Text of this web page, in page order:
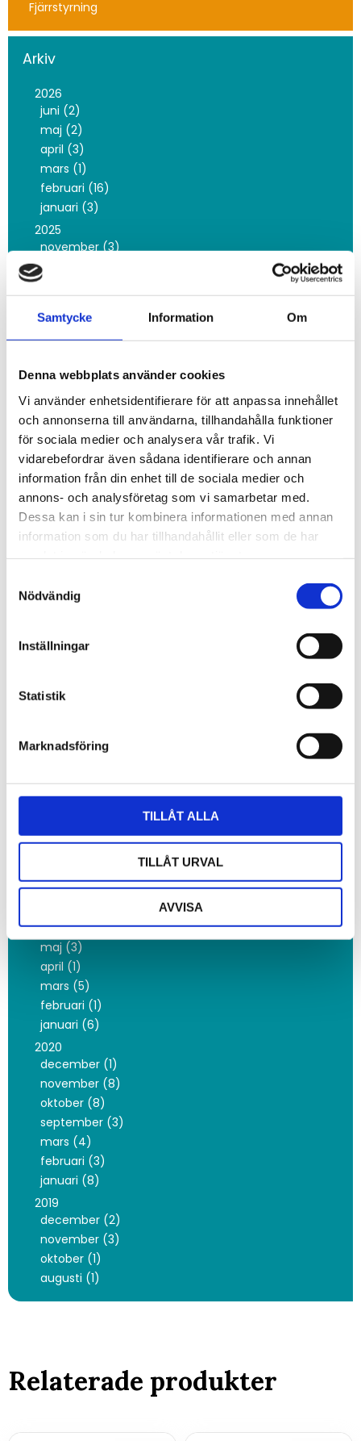
Samtycke Information Om
Denna webbplats använder cookies
Vi använder enhetsidentifierare för att anpassa innehållet
och annonserna till användarna, tillhandahålla funktioner
för sociala medier och analysera vår trafik. Vi
vidarebefordrar även sådana identifierare och annan
information från din enhet till de sociala medier och
annons- och analysföretag som vi samarbetar med.
Dessa kan i sin tur kombinera informationen med annan
information som du har tillhandahållit eller som de har
Nödvändig
Inställningar
Statistik
Marknadsföring
TILLÅT ALLA
TILLÅT URVAL
AVVISA
Fjärrstyrning
Arkiv
2026
juni (2)
maj (2)
april (3)
mars (1)
februari (16)
januari (3)
2025
november (3)
oktober (10)
september (2)
maj (8)
mars (5)
januari (12)
2024
december (5)
november (20)
oktober (8)
september (2)
augusti (1)
juli (1)
maj (2)
mars (2)
januari (4)
oktober (42)
juni (1)
2022
januari (4)
november (1)
juni (1)
maj (3)
april (1)
mars (5)
februari (1)
januari (6)
2020
december (1)
november (8)
oktober (8)
september (3)
mars (4)
februari (3)
januari (8)
2019
december (2)
november (3)
oktober (1)
augusti (1)
Relaterade produkter